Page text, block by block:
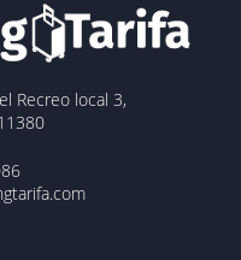
Recreo local 3,